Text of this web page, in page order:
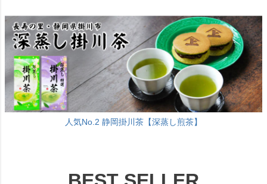
人気No.2 静岡掛川茶【深蒸し煎茶】